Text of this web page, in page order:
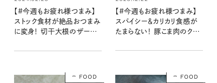
【#今週もお疲れ様つまみ】
ストック食材が絶品おつまみ
に変身！ 切干大根のザーサ
かりさん）
【#今週もお疲れ様つまみ】
スパイシー＆カリカリ食感が
たまらない！ 豚こま肉のクミ
あかりさん）
FOOD FOOD